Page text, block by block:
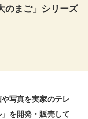
まご」シリーズ
写真を実家のテレ
を開発・販売して